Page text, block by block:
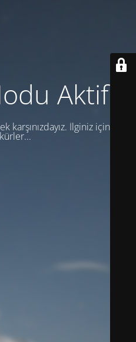
Aktif
karşınızdayız. İlginiz için